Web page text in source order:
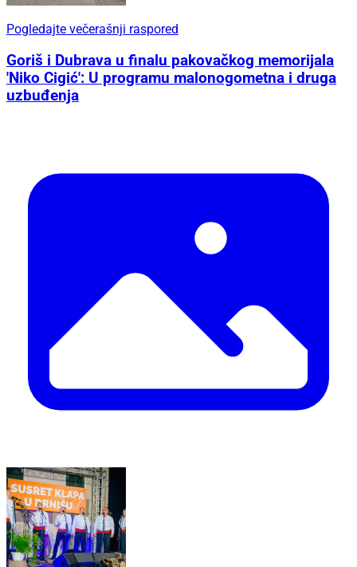
Pogledajte večerašnji raspored
Goriš i Dubrava u finalu pakovačkog memorijala
'Niko Cigić': U programu malonogometna i druga
uzbuđenja